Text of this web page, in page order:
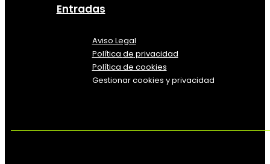
Entradas
Aviso Legal
Política de privacidad
Política de cookies
Gestionar cookies y privacidad